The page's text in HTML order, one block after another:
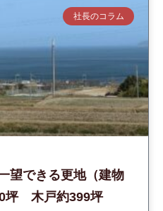
社長のコラム
望できる更地（建物
坪 木戸約399坪